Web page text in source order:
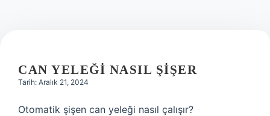
CAN YELEĞI NASIL ŞIŞER
Tarih: Aralık 21, 2024
Otomatik şişen can yeleği nasıl çalışır?